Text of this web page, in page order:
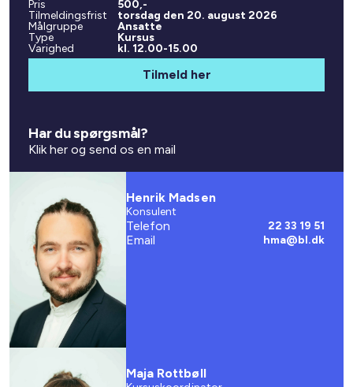
Pris
500,-
Tilmeldingsfrist
torsdag den 20. august 2026
Målgruppe
Ansatte
Type
Kursus
Varighed
kl. 12.00-15.00
Tilmeld her
Har du spørgsmål?
Klik her og send os en mail
Henrik Madsen
Konsulent
Telefon 22 33 19 51
Email hma@bl.dk
Maja Rottbøll